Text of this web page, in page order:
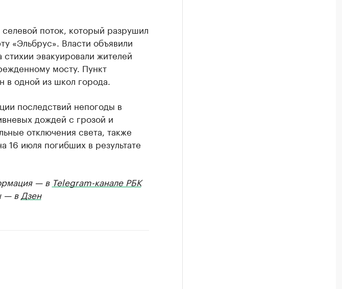
поток, который разрушил
«Эльбрус». Власти объявили
эвакуировали жителей
мосту. Пункт
в одной из школ города.
последствий непогоды в
дождей с грозой и
отключения света, также
16 июля погибших в результате
— в Telegram-канале РБК
— в Дзен